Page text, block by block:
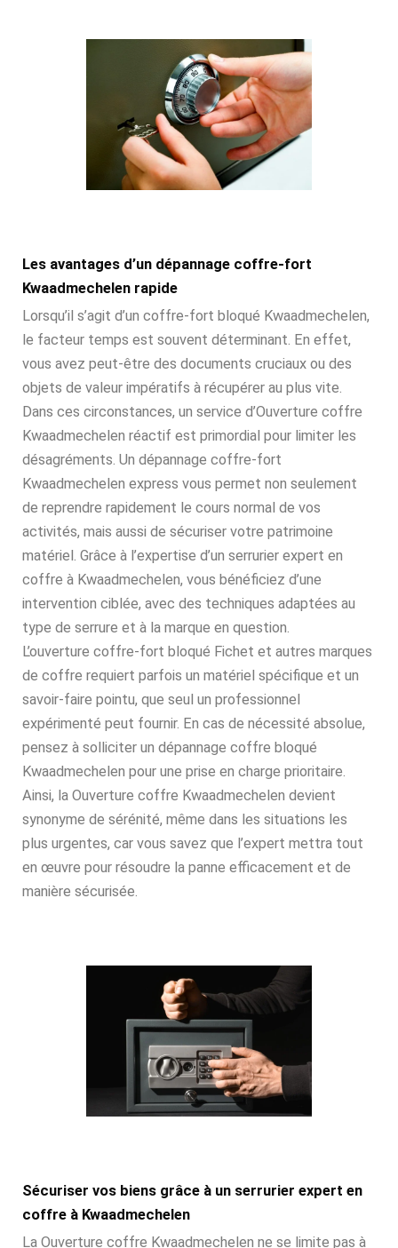
Les avantages d’un dépannage coffre-fort
Kwaadmechelen rapide
Lorsqu’il s’agit d’un coffre-fort bloqué Kwaadmechelen,
le facteur temps est souvent déterminant. En effet,
vous avez peut-être des documents cruciaux ou des
objets de valeur impératifs à récupérer au plus vite.
Dans ces circonstances, un service d’Ouverture coffre
Kwaadmechelen réactif est primordial pour limiter les
désagréments. Un dépannage coffre-fort
Kwaadmechelen express vous permet non seulement
de reprendre rapidement le cours normal de vos
activités, mais aussi de sécuriser votre patrimoine
matériel. Grâce à l’expertise d’un serrurier expert en
coffre à Kwaadmechelen, vous bénéficiez d’une
intervention ciblée, avec des techniques adaptées au
type de serrure et à la marque en question.
L’ouverture coffre-fort bloqué Fichet et autres marques
de coffre requiert parfois un matériel spécifique et un
savoir-faire pointu, que seul un professionnel
expérimenté peut fournir. En cas de nécessité absolue,
pensez à solliciter un dépannage coffre bloqué
Kwaadmechelen pour une prise en charge prioritaire.
Ainsi, la Ouverture coffre Kwaadmechelen devient
synonyme de sérénité, même dans les situations les
plus urgentes, car vous savez que l’expert mettra tout
en œuvre pour résoudre la panne efficacement et de
manière sécurisée.
Sécuriser vos biens grâce à un serrurier expert en
coffre à Kwaadmechelen
La Ouverture coffre Kwaadmechelen ne se limite pas à